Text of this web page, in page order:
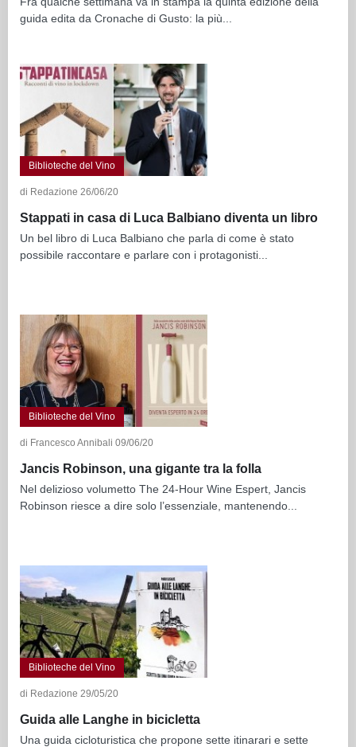
guida edita da Cronache di Gusto: la più...
Biblioteche del Vino
di Redazione 26/06/20
Stappati in casa di Luca Balbiano diventa un libro
Un bel libro di Luca Balbiano che parla di come è stato
possibile raccontare e parlare con i protagonisti...
Biblioteche del Vino
di Francesco Annibali 09/06/20
Jancis Robinson, una gigante tra la folla
Nel delizioso volumetto The 24-Hour Wine Espert, Jancis
Robinson riesce a dire solo l’essenziale, mantenendo...
Biblioteche del Vino
di Redazione 29/05/20
Guida alle Langhe in bicicletta
Una guida cicloturistica che propone sette itinarari e sette